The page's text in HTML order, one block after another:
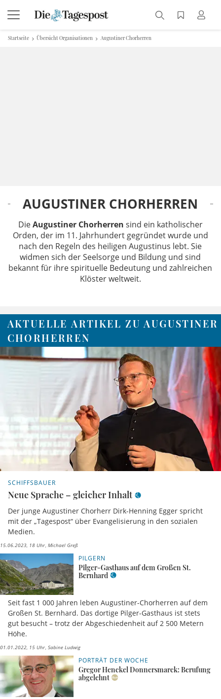
Startseite Übersicht Organisationen Augustiner Chorherren
AUGUSTINER CHORHERREN
DieAugustiner Chorherren sind ein katholischer
Orden, der im 11. Jahrhundert gegründet wurde und
nach den Regeln des heiligen Augustinus lebt. Sie
widmen sich der Seelsorge und Bildung und sind
bekannt für ihre spirituelle Bedeutung und zahlreichen
Klöster weltweit.
AKTUELLE ARTIKEL ZU AUGUSTINER
CHORHERREN
SCHIFFSBAUER
Neue Sprache – gleicher Inhalt
Der junge Augustiner Chorherr Dirk-Henning Egger spricht
mit der „Tagespost“ über Evangelisierung in den sozialen
Medien.
15.06.2023, 18 Uhr Michael Greß
PILGERN
Pilger-Gasthaus auf dem Großen St.
Bernhard
Seit fast 1 000 Jahren leben Augustiner-Chorherren auf dem
Großen St. Bernhard. Das dortige Pilger-Gasthaus ist stets
gut besucht – trotz der Abgeschiedenheit auf 2 500 Metern
Höhe.
01.01.2022, 15 Uhr Sabine Ludwig
PORTRÄT DER WOCHE
Gregor Henckel Donnersmarck: Berufung
abgelehnt